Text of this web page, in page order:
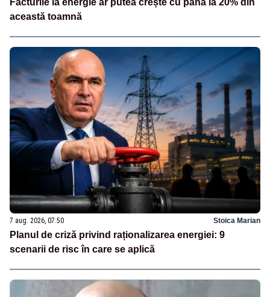
Facturile la energie ar putea crește cu până la 20% din
această toamnă
7 aug. 2026, 07:50 Stoica Marian
Planul de criză privind raționalizarea energiei: 9
scenarii de risc în care se aplică